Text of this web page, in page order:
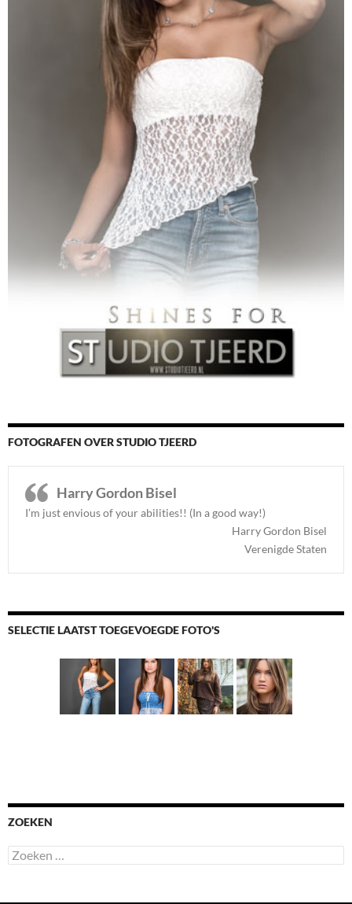
FOTOGRAFEN OVER STUDIO TJEERD
Harry Gordon Bisel
I’m just envious of your abilities!! (In a good way!)
Harry Gordon Bisel
Verenigde Staten
SELECTIE LAATST TOEGEVOEGDE FOTO'S
ZOEKEN
Zoeken
naar: